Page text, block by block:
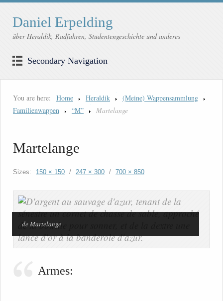
Daniel Erpelding
über Heraldik, Radfahren, Studentengeschichte und anderes
Secondary Navigation
You are here: Home Heraldik
(Meine) Wappensammlung
Familienwappen
“M” Martelange
Martelange
Sizes: 150 × 150 / 247 × 300 / 700 × 850
de Martelange
Armes: